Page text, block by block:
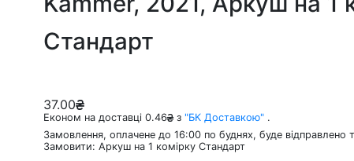
Стандарт
37.00
Економ на доставці 0.46 з "БК Доставкою" .
Замовлення, оплачене до 16:00 по буднях, буде відправлено
Замовити: Аркуш на 1 комірку Стандарт